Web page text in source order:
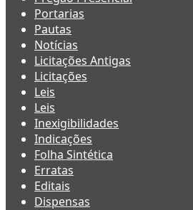
Portarias
Pautas
Notícias
Licitações Antigas
Licitações
Leis
Leis
Inexigibilidades
Indicações
Folha Sintética
Erratas
Editais
Dispensas